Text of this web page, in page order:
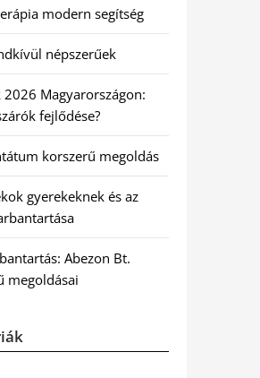
modern segítség
népszerűek
2026 Magyarországon:
fejlődése?
korszerű megoldás
gyerekeknek és az
Abezon Bt.
megoldásai